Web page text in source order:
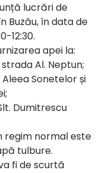
lucrări de
Buzău, în data de
12:30.
apei la:
Al. Neptun;
Sonetelor și
Dumitrescu
regim normal este
tulbure.
fi de scurtă